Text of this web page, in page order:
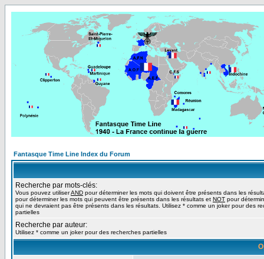
Fantasque Time Line Index du Forum
Recherche par mots-clés:
Vous pouvez utiliserAND pour déterminer les mots qui doivent être présents dans les
pour déterminer les mots qui peuvent être présents dans les résultats et NOT pour
qui ne devraient pas être présents dans les résultats. Utilisez * comme un joker pour des
partielles
Recherche par auteur:
Utilisez * comme un joker pour des recherches partielles